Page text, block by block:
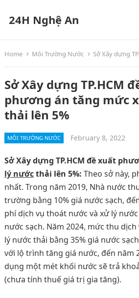
24H Nghệ An
Home Môi Trường Nước Sở Xây dựng TP.HCM đề
Sở Xây dựng TP.HCM
phương án tăng mức
thải lên 5%
MÔI TRƯỜNG NƯỚC February 8, 2022
Sở Xây dựng TP.HCM đề xuất
lý nướcthải lên 5%: Theo sở này,
nhất. Trong năm 2019, Nhà nước
trường bằng 10% giá nước sạch,
phí dịch vụ thoát nước và xử lý
nước sạch. Năm 2024, mức thu
lý nước thải bằng 35% giá nước
với lộ trình tăng giá nước, đến năm
dụng một mét khối nước sẽ trả
(chưa tính thuế giá trị gia tăng).